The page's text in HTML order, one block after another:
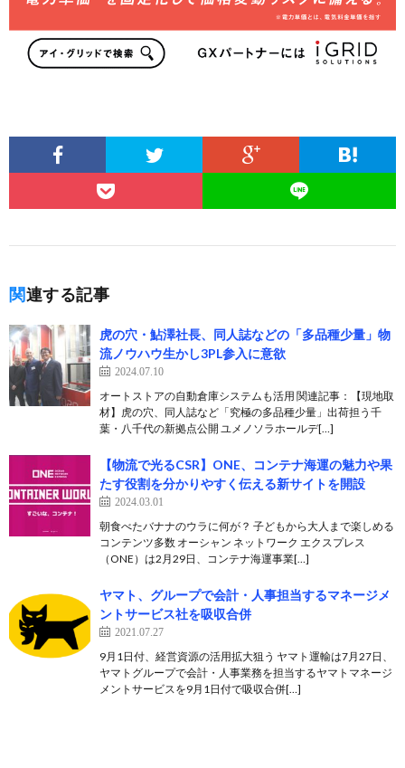
関連する記事
虎の穴・鮎澤社長、同人誌などの「多品種少量」物
流ノウハウ生かし3PL参入に意欲
2024.07.10
オートストアの自動倉庫システムも活用 関連記事：【現地取
材】虎の穴、同人誌など「究極の多品種少量」出荷担う千
葉・八千代の新拠点公開 ユメノソラホールデ[…]
【物流で光るCSR】ONE、コンテナ海運の魅力や果
たす役割を分かりやすく伝える新サイトを開設
2024.03.01
朝食べたバナナのウラに何が？ 子どもから大人まで楽しめる
コンテンツ多数 オーシャン ネットワーク エクスプレス
（ONE）は2月29日、コンテナ海運事業[…]
ヤマト、グループで会計・人事担当するマネージメ
ントサービス社を吸収合併
2021.07.27
9月1日付、経営資源の活用拡大狙う ヤマト運輸は7月27日、
ヤマトグループで会計・人事業務を担当するヤマトマネージ
メントサービスを9月1日付で吸収合併[…]